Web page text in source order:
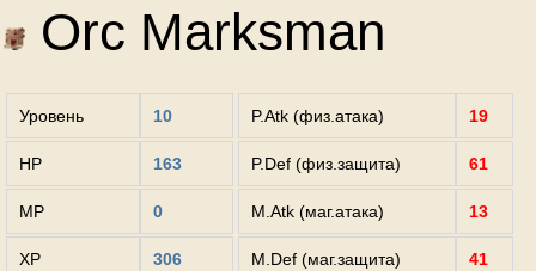
Orc Marksman
Уровень 10
HP 163
MP 0
XP 306
P.Atk (физ.атака) 19
P.Def (физ.защита) 61
M.Atk (маг.атака) 13
M.Def (маг.защита) 41